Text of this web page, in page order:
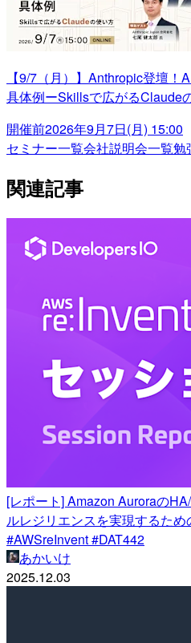
【9/7（月）】Anthropic登壇
具体例ーSkillsで広がるClaude
開催前2026年9月7日(月) 15:00
セミナー一覧会社説明会一覧勉
関連記事
[レポート] Amazon Auroraの
ルレジリエンスを実現するた
#AWSreInvent #DAT442
あかいけ
2025.12.03